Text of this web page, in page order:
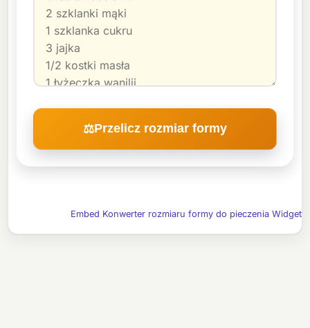
⚖Przelicz rozmiar formy
Embed Konwerter rozmiaru formy do pieczenia Widget